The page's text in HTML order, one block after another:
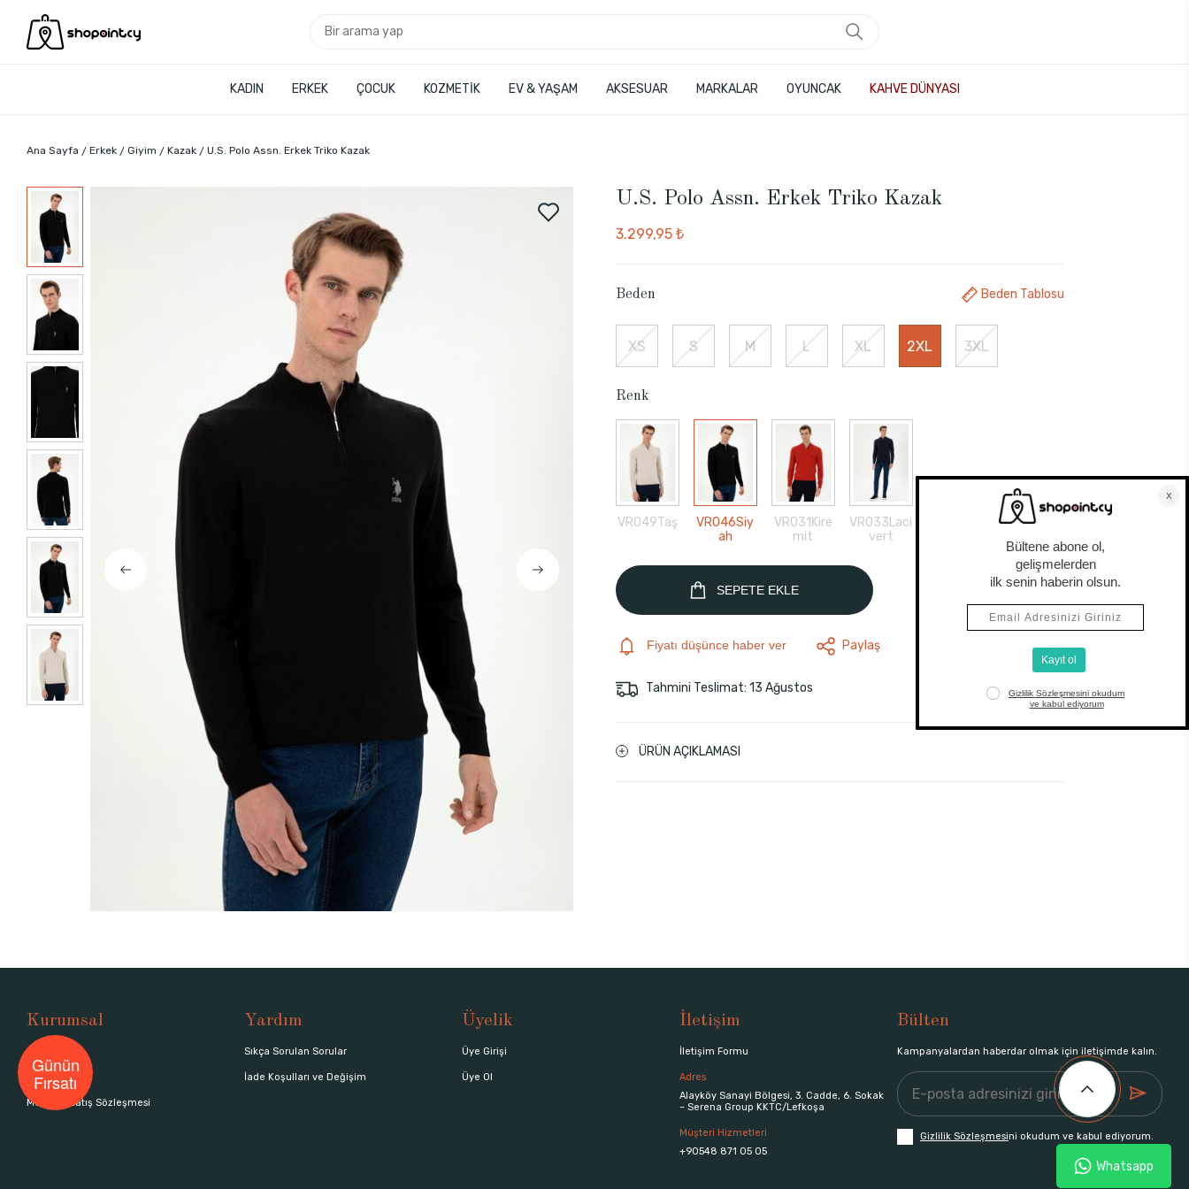
KADIN ERKEK ÇOCUK KOZMETİK EV & YAŞAM AKSESUAR MARKALAR OYUNCAK KAHVE DÜNYASI
Ana Sayfa Erkek Giyim Kazak U.S. Polo Assn. Erkek Triko Kazak
U.S. Polo Assn. Erkek Triko Kazak
3.299,95 ₺
Beden Beden Tablosu
XS S M L XL 2XL 3XL
Renk
VR049Taş
VR046Siy
ah
VR031Kire
mit
VR033Laci
vert
SEPETE EKLE
Fiyatı düşünce haber ver Paylaş
Tahmini Teslimat: 13 Ağustos
ÜRÜN AÇIKLAMASI
Kurumsal
Hakkımızda
Mağazalar
Mesafeli Satış Sözleşmesi
Yardım
Sıkça Sorulan Sorular
İade Koşulları ve Değişim
Üyelik
Üye Girişi
Üye Ol
İletişim
İletişim Formu
Adres
Alayköy Sanayi Bölgesi, 3. Cadde, 6. Sokak
– Serena Group KKTC/Lefkoşa
Müşteri Hizmetleri
+90548 871 05 05
Bülten
Kampanyalardan haberdar olmak için iletişimde kalın.
Gizlilik Sözleşmesini okudum ve kabul ediyorum.
Whatsapp
Günün
Fırsatı